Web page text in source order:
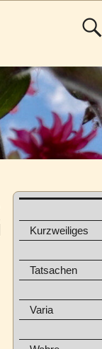
Kurzweiliges
Tatsachen
Varia